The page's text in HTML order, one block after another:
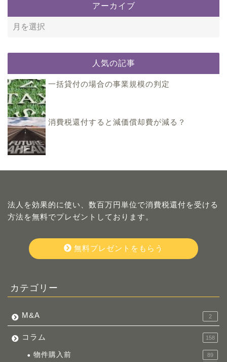
アーカイブ
人気の記事
一括貸付の場合の事業規模の判定
消費税還付すると減価償却費が減る？
法人を効果的に使い、数百万円単位で消費税還付を受ける
方法を無料でプレゼントしております。
無料プレゼントをもらう
カテゴリー
M&A 2
コラム 158
物件購入前 89